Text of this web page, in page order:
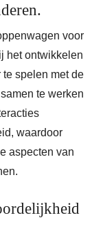
voor
het ontwikkelen
spelen met de
te werken
waardoor
aspecten van